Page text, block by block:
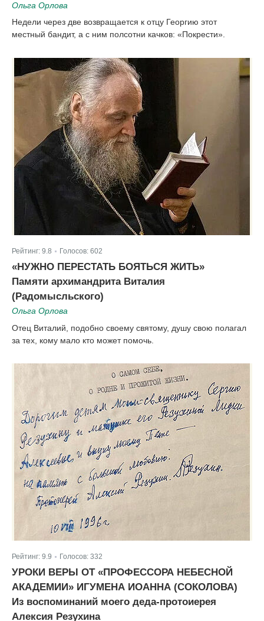
Ольга Орлова
Недели через две возвращается к отцу Георгию этот
местный бандит, а с ним полсотни качков: «Покрести».
Рейтинг: 9.8 Голосов: 602
«НУЖНО ПЕРЕСТАТЬ БОЯТЬСЯ ЖИТЬ»
Памяти архимандрита Виталия
(Радомысльского)
Ольга Орлова
Отец Виталий, подобно своему святому, душу свою полагал
за тех, кому мало кто может помочь.
Рейтинг: 9.9 Голосов: 332
УРОКИ ВЕРЫ ОТ «ПРОФЕССОРА НЕБЕСНОЙ
АКАДЕМИИ» ИГУМЕНА ИОАННА (СОКОЛОВА)
Из воспоминаний моего деда-протоиерея
Алексия Резухина